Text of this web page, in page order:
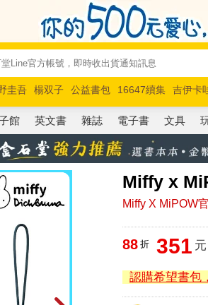
圭吾 楊双子 公益書包 16647續集 吉伊卡
路邊攤新作 馬斯克 玩具總動員5 超慢跑
館 英文書 雜誌 電子書 文具
Miffy x
Miffy X MiPOW
88 折 351 元
認購希望書包